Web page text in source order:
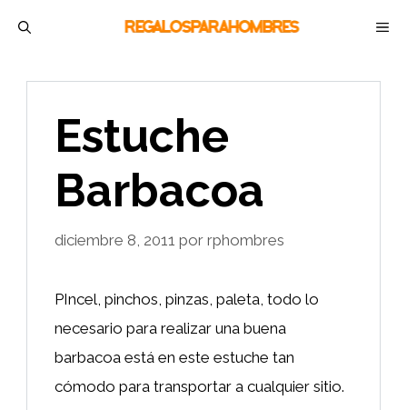
Estuche
Barbacoa
diciembre 8, 2011 por rphombres
PIncel, pinchos, pinzas, paleta, todo lo
necesario para realizar una buena
barbacoa está en este estuche tan
cómodo para transportar a cualquier sitio.